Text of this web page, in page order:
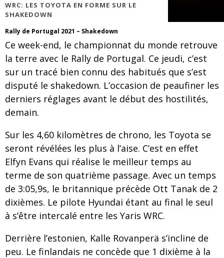
WRC: LES TOYOTA EN FORME SUR LE
SHAKEDOWN
Rally de Portugal 2021 – Shakedown
Ce week-end, le championnat du monde retrouve
la terre avec le Rally de Portugal. Ce jeudi, c’est
sur un tracé bien connu des habitués que s’est
disputé le shakedown. L’occasion de peaufiner les
derniers réglages avant le début des hostilités,
demain.
Sur les 4,60 kilomètres de chrono, les Toyota se
seront révélées les plus à l’aise. C’est en effet
Elfyn Evans qui réalise le meilleur temps au
terme de son quatrième passage. Avec un temps
de 3:05,9s, le britannique précède Ott Tanak de 2
dixièmes. Le pilote Hyundai étant au final le seul
à s’être intercalé entre les Yaris WRC.
Derrière l’estonien, Kalle Rovanperä s’incline de
peu. Le finlandais ne concède que 1 dixième à la